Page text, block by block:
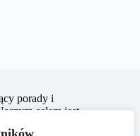
porady i
celem jest